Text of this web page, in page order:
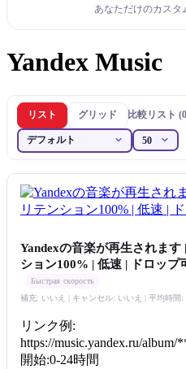
あなただけのカスタ
Yandex Music
リスト グリッド 比較リスト
Yandexの音楽が再生されま
ション100% | 低速 | ドロップ
Быстрая скорость
補充: いいえ | キャンセル: いいえ | 平均時間:
リンク例:
https://music.yandex.ru/
開始:0-24時間